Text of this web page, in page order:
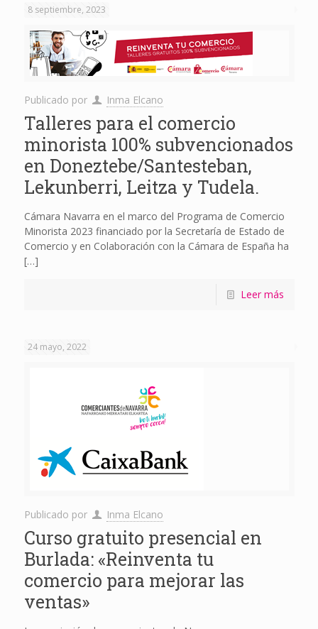
8 septiembre, 2023
Publicado por Inma Elcano
Talleres para el comercio
minorista 100% subvencionados
en Doneztebe/Santesteban,
Lekunberri, Leitza y Tudela.
Cámara Navarra en el marco del Programa de Comercio
Minorista 2023 financiado por la Secretaría de Estado de
Comercio y en Colaboración con la Cámara de España ha
[…]
Leer más
24 mayo, 2022
Publicado por Inma Elcano
Curso gratuito presencial en
Burlada: «Reinventa tu
comercio para mejorar las
ventas»